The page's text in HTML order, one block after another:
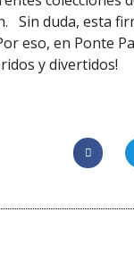
Sin duda, esta
eso, en Ponte
y divertidos!